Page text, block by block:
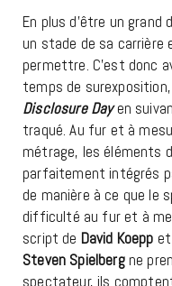
En plus d’être un grand
un stade de sa
permettre. C’est donc
temps de
Disclosure Day en
traqué. Au fur et à
métrage, les éléments
parfaitement intégrés
de manière à ce que le
difficulté au fur et à
script de David Koepp
Steven Spielbergne
spectateur, ils